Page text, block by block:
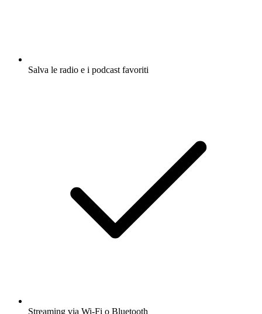
Salva le radio e i podcast favoriti
Streaming via Wi-Fi o Bluetooth